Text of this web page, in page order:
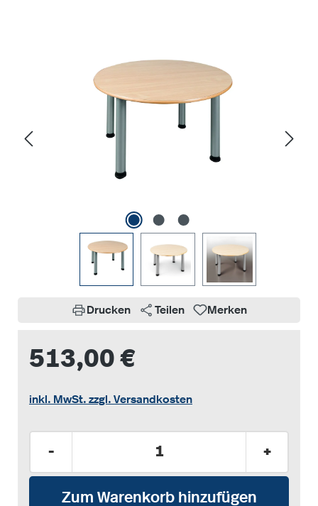
Drucken Teilen Merken
513,00 €
inkl. MwSt. zzgl. Versandkosten
- +
Zum Warenkorb hinzufügen